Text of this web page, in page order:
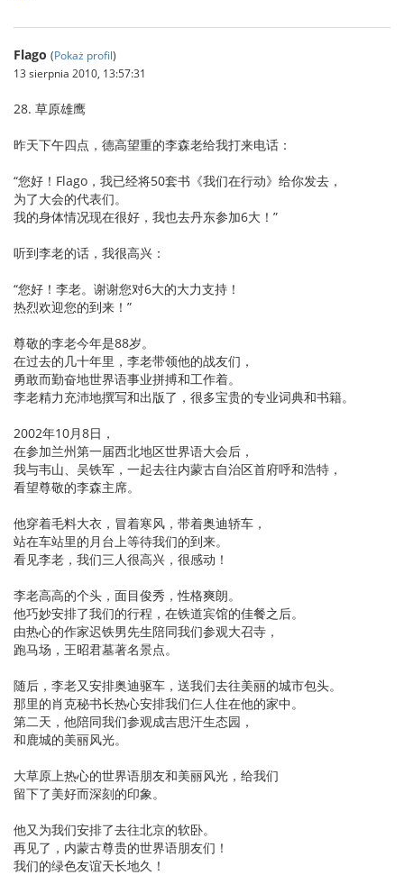
Flago (Pokaż profil)
13 sierpnia 2010, 13:57:31
28. 草原雄鹰
昨天下午四点，德高望重的李森老给我打来电话：
“您好！Flago，我已经将50套书《我们在行动》给你发去，
为了大会的代表们。
我的身体情况现在很好，我也去丹东参加6大！”
听到李老的话，我很高兴：
“您好！李老。谢谢您对6大的大力支持！
热烈欢迎您的到来！”
尊敬的李老今年是88岁。
在过去的几十年里，李老带领他的战友们，
勇敢而勤奋地世界语事业拼搏和工作着。
李老精力充沛地撰写和出版了，很多宝贵的专业词典和书籍。
2002年10月8日，
在参加兰州第一届西北地区世界语大会后，
我与韦山、吴铁军，一起去往内蒙古自治区首府呼和浩特，
看望尊敬的李森主席。
他穿着毛料大衣，冒着寒风，带着奥迪轿车，
站在车站里的月台上等待我们的到来。
看见李老，我们三人很高兴，很感动！
李老高高的个头，面目俊秀，性格爽朗。
他巧妙安排了我们的行程，在铁道宾馆的佳餐之后。
由热心的作家迟铁男先生陪同我们参观大召寺，
跑马场，王昭君墓著名景点。
随后，李老又安排奥迪驱车，送我们去往美丽的城市包头。
那里的肖克秘书长热心安排我们仨人住在他的家中。
第二天，他陪同我们参观成吉思汗生态园，
和鹿城的美丽风光。
大草原上热心的世界语朋友和美丽风光，给我们
留下了美好而深刻的印象。
他又为我们安排了去往北京的软卧。
再见了，内蒙古尊贵的世界语朋友们！
我们的绿色友谊天长地久！